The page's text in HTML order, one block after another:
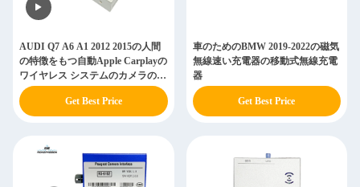
AUDI Q7 A6 A1 2012 2015の人間
の特徴をもつ自動Apple Carplayの
ワイヤレス システムのカメラのキ
ット
Get Best Price
車のためのBMW 2019-2022の磁気
無線速い充電器の移動式無線充電
器
Get Best Price